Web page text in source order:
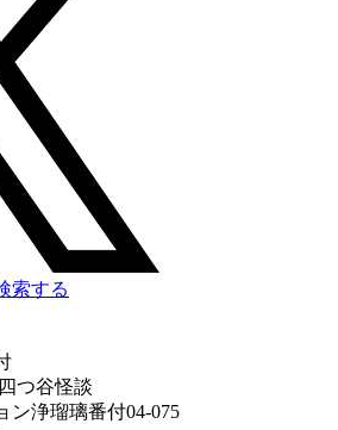
索する
つ谷怪談
ン浄瑠璃番付04-075